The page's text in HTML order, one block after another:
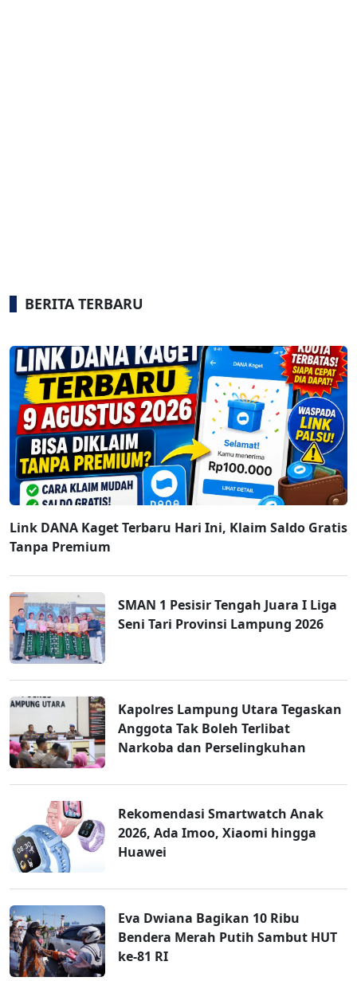
BERITA TERBARU
Link DANA Kaget Terbaru Hari Ini, Klaim Saldo Gratis
Tanpa Premium
SMAN 1 Pesisir Tengah Juara I Liga
Seni Tari Provinsi Lampung 2026
Kapolres Lampung Utara Tegaskan
Anggota Tak Boleh Terlibat
Narkoba dan Perselingkuhan
Rekomendasi Smartwatch Anak
2026, Ada Imoo, Xiaomi hingga
Huawei
Eva Dwiana Bagikan 10 Ribu
Bendera Merah Putih Sambut HUT
ke-81 RI